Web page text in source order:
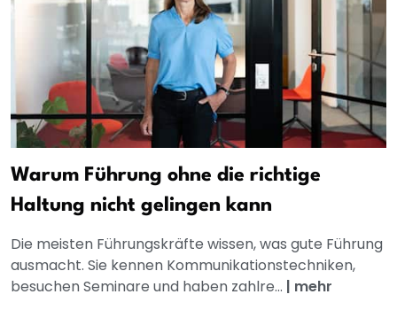
Warum Führung ohne die richtige
Haltung nicht gelingen kann
Die meisten Führungskräfte wissen, was gute Führung
ausmacht. Sie kennen Kommunikationstechniken,
besuchen Seminare und haben zahlre... | mehr